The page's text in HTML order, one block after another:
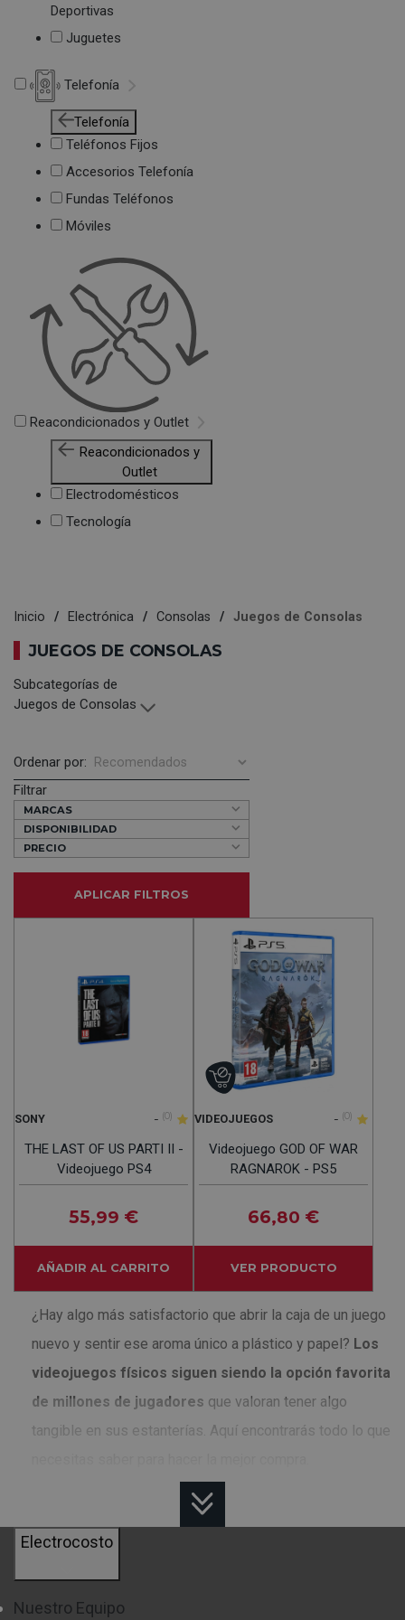
Deportivas
Juguetes
Telefonía
Telefonía
Teléfonos Fijos
Accesorios Telefonía
Fundas Teléfonos
Móviles
Reacondicionados y Outlet
Reacondicionados y
Outlet
Electrodomésticos
Tecnología
Inicio Electrónica Consolas Juegos de Consolas
JUEGOS DE CONSOLAS
Subcategorías de
Juegos de Consolas
Ordenar por:
Filtrar
MARCAS
DISPONIBILIDAD
PRECIO
APLICAR FILTROS
SONY - (0)
THE LAST OF US PARTI II -
Videojuego PS4
55,99 €
AÑADIR AL CARRITO
VIDEOJUEGOS - (0)
Videojuego GOD OF WAR
RAGNAROK - PS5
66,80 €
VER PRODUCTO
¿Hay algo más satisfactorio que abrir la caja de un juego
nuevo y sentir ese aroma único a plástico y papel? Los
videojuegos físicos siguen siendo la opción favorita
de millones de jugadores que valoran tener algo
tangible en sus estanterías. Aquí encontrarás todo lo que
¿POR QUÉ ELEGIR VIDEOJUEGOS
FÍSICOS?
digitales simplemente no pueden igualar.
Electrocosto
Nuestro Equipo